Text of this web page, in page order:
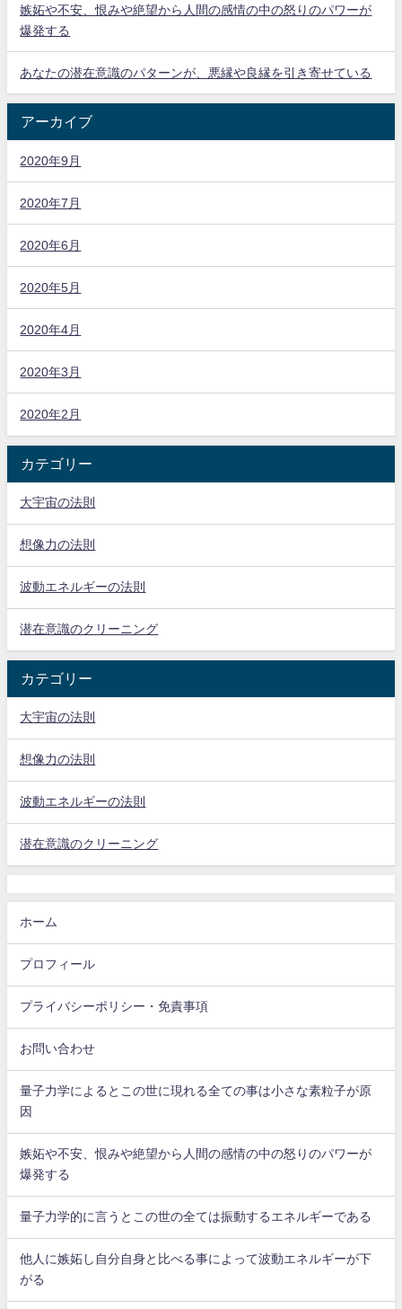
嫉妬や不安、恨みや絶望から人間の感情の中の怒りのパワーが
爆発する
あなたの潜在意識のパターンが、悪縁や良縁を引き寄せている
アーカイブ
2020年9月
2020年7月
2020年6月
2020年5月
2020年4月
2020年3月
2020年2月
カテゴリー
大宇宙の法則
想像力の法則
波動エネルギーの法則
潜在意識のクリーニング
カテゴリー
大宇宙の法則
想像力の法則
波動エネルギーの法則
潜在意識のクリーニング
ホーム
プロフィール
プライバシーポリシー・免責事項
お問い合わせ
量子力学によるとこの世に現れる全ての事は小さな素粒子が原
因
嫉妬や不安、恨みや絶望から人間の感情の中の怒りのパワーが
爆発する
量子力学的に言うとこの世の全ては振動するエネルギーである
他人に嫉妬し自分自身と比べる事によって波動エネルギーが下
がる